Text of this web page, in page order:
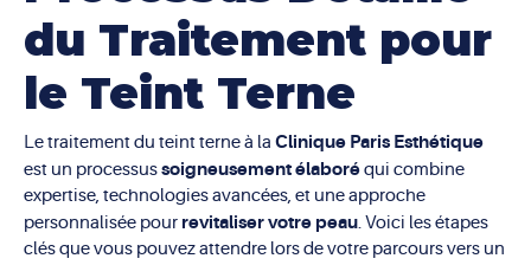
du Traitement pour
le Teint Terne
Le traitement du teint terne à la Clinique Paris Esthétique
est un processussoigneusement élaboréqui combine
expertise, technologies avancées, et une approche
personnalisée pour revitaliser votre peau. Voici les étapes
clés que vous pouvez attendre lors de votre parcours vers un